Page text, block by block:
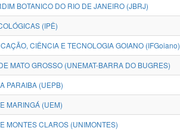
BOTANICO DO RIO DE JANEIRO (JBRJ)
INSTITUTO DE PESQUISAS ECOLÓGICAS (IPÊ)
CIÊNCIA E TECNOLOGIA GOIANO (IFGoiano)
MATO GROSSO (UNEMAT-BARRA DO BUGRES)
PARAIBA (UEPB)
MARINGÁ (UEM)
MONTES CLAROS (UNIMONTES)